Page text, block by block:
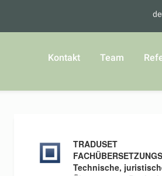
Kontakt Team
TRADUSET
Technische,